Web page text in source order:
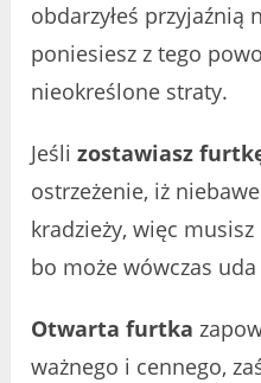
obdarzyłeś przyjaźnią
poniesiesz z tego
nieokreślone straty.
Jeślizostawiasz
ostrzeżenie, iż
kradzieży, więc
bo może wówczas
Otwarta furtka
ważnego i cennego,